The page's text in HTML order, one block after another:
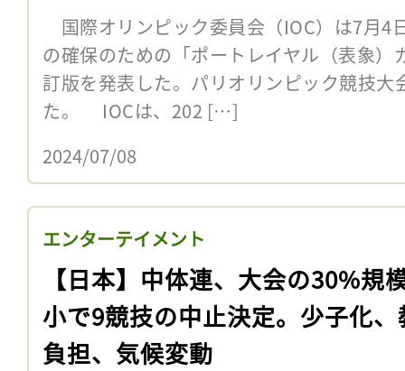
国際オリンピック委員会（IOC）は7月4
の確保のための「ポートレイヤル（表象）
訂版を発表した。パリオリンピック競技大
た。 IOCは、202 […]
2024/07/08
エンターテイメント
【日本】中体連、大会の30%規
小で9競技の中止決定。少子化、
負担、気候変動